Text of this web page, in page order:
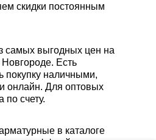
скидки постоянным
самых выгодных цен на
Есть
покупку наличными,
онлайн. Для оптовых
по счету.
в каталоге